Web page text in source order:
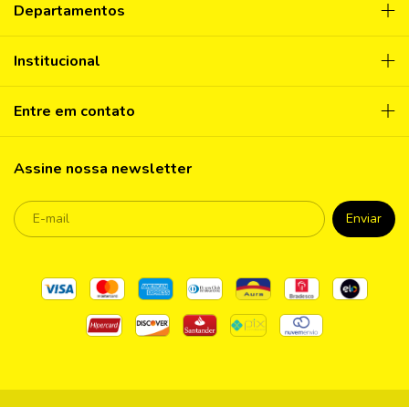
Departamentos
Institucional
Entre em contato
Assine nossa newsletter